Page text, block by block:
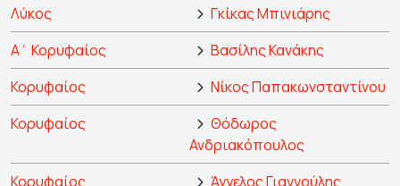
Λύκος
Γκίκας Μπινιάρης
Α΄ Κορυφαίος
Βασίλης Κανάκης
Κορυφαίος
Νίκος Παπακωνσταντίνου
Κορυφαίος
Θόδωρος
Ανδριακόπουλος
Κορυφαίος
Άγγελος Γιαννούλης